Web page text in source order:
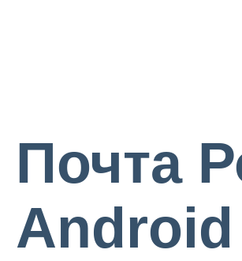
Почта
Android